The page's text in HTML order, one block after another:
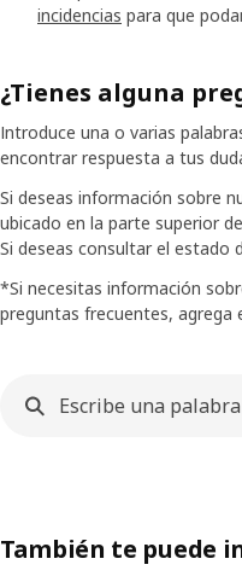
incidencias para que
¿Tienes alguna
Introduce una o varias
encontrar respuesta a tus
Si deseas información sobre
ubicado en la parte superior
Si deseas consultar el estado
*Si necesitas información
preguntas frecuentes, agrega
También te puede